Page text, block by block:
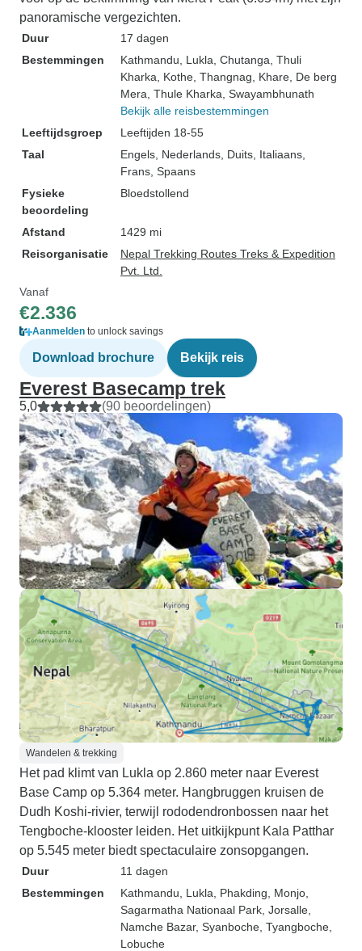
panoramische vergezichten.
Duur
17 dagen
Bestemmingen
Kathmandu , Lukla , Chutanga , Thuli
Kharka , Kothe , Thangnag , Khare , De berg
Mera , Thule Kharka , Swayambhunath
Bekijk alle reisbestemmingen
Leeftijdsgroep
Leeftijden 18-55
Taal
Engels, Nederlands, Duits, Italiaans,
Frans, Spaans
Fysieke
beoordeling
Bloedstollend
Afstand
1429 mi
Reisorganisatie
Nepal Trekking Routes Treks & Expedition
Pvt. Ltd.
Vanaf
€2.336
Aanmelden to unlock savings
Download brochure Bekijk reis
Everest Basecamp trek
5,0 (90 beoordelingen)
Wandelen & trekking
Het pad klimt van Lukla op 2.860 meter naar Everest
Base Camp op 5.364 meter. Hangbruggen kruisen de
Dudh Koshi-rivier, terwijl rododendronbossen naar het
Tengboche-klooster leiden. Het uitkijkpunt Kala Patthar
op 5.545 meter biedt spectaculaire zonsopgangen.
Duur
11 dagen
Bestemmingen
Kathmandu , Lukla , Phakding , Monjo
Sagarmatha Nationaal Park , Jorsalle
Namche Bazar, Syanboche , Tyangboche
Lobuche